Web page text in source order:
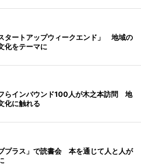
タートアップウィークエンド」 地域の
化をテーマに
らインバウンド100人が木之本訪問 地
化に触れる
プラス」で読書会 本を通じて人と人が